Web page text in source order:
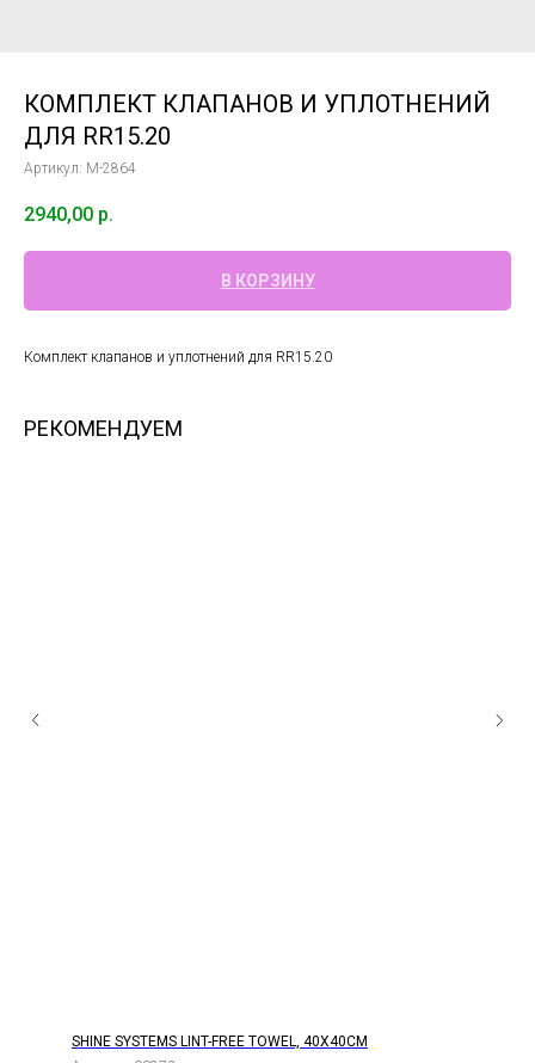
КОМПЛЕКТ КЛАПАНОВ И УПЛОТНЕНИЙ
ДЛЯ RR15.20
Артикул: М-2864
2940,00 р.
В КОРЗИНУ
Комплект клапанов и уплотнений для RR15.20
РЕКОМЕНДУЕМ
SHINE SYSTEMS LINT-FREE TOWEL, 40Х40СМ